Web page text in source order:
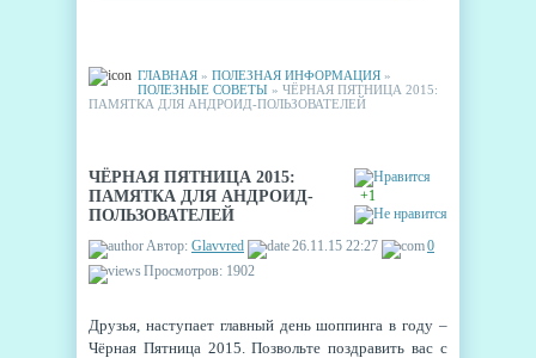
ГЛАВНАЯ » ПОЛЕЗНАЯ ИНФОРМАЦИЯ »
ПОЛЕЗНЫЕ СОВЕТЫ » ЧЁРНАЯ ПЯТНИЦА 2015:
ПАМЯТКА ДЛЯ АНДРОИД-ПОЛЬЗОВАТЕЛЕЙ
+1
ЧЁРНАЯ ПЯТНИЦА 2015:
ПАМЯТКА ДЛЯ АНДРОИД-
ПОЛЬЗОВАТЕЛЕЙ
Автор: Glavvred 26.11.15 22:27
0
Просмотров: 1902
Друзья, наступает главный день шоппинга в году –
Чёрная Пятница 2015. Позвольте поздравить вас с